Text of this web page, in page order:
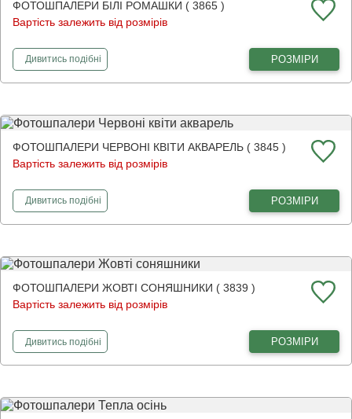
ФОТОШПАЛЕРИ БІЛІ РОМАШКИ ( 3865 )
Вартість залежить від розмірів
Дивитисьфотошпалери
подібні РОЗМІРИ
ФОТОШПАЛЕРИ ЧЕРВОНІ КВІТИ АКВАРЕЛЬ ( 3845 )
Вартість залежить від розмірів
Дивитисьфотошпалери
подібні РОЗМІРИ
ФОТОШПАЛЕРИ ЖОВТІ СОНЯШНИКИ ( 3839 )
Вартість залежить від розмірів
Дивитисьфотошпалери
подібні РОЗМІРИ